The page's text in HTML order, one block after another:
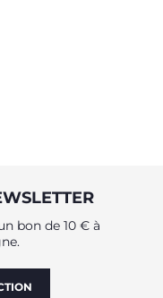
bon de 10 € à